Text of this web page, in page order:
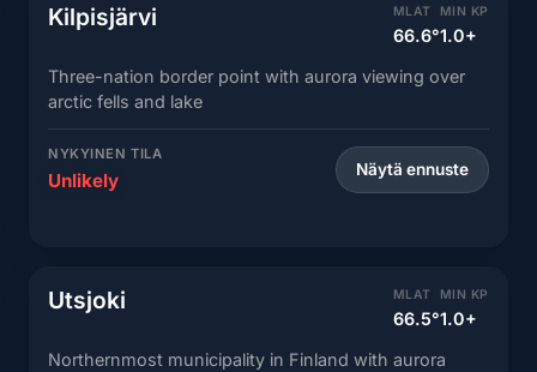
Kilpisjärvi MLAT
66.6°
MIN KP
1.0+
Three-nation border point with aurora viewing over
arctic fells and lake
NYKYINEN TILA
Unlikely Näytä ennuste
Utsjoki MLAT
66.5°
MIN KP
1.0+
Northernmost municipality in Finland with aurora